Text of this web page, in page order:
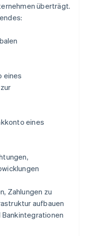
überträgt.
eines
eines
Zahlungen zu
aufbauen
Bankintegrationen